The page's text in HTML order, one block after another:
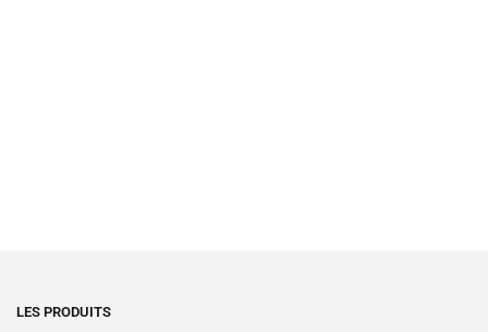
LES PRODUITS